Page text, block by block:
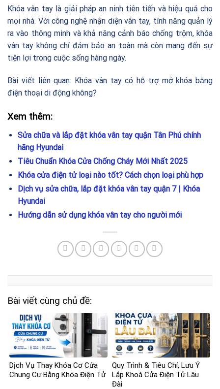
Khóa vân tay là giải pháp an ninh tiên tiến và hiệu quả cho
mọi nhà. Với công nghệ nhận diện vân tay, tính năng quản lý
ra vào thông minh và khả năng cảnh báo chống trộm, khóa
vân tay không chỉ đảm bảo an toàn mà còn mang đến sự
tiện lợi trong cuộc sống hàng ngày.
Bài viết liên quan: Khóa vân tay có hỗ trợ mở khóa bằng
điện thoại di động không?
Xem thêm:
Sửa chữa và lắp đặt khóa vân tay quận Tân Phú chính
hãng Hyundai
Tiêu Chuẩn Khóa Cửa Chống Cháy Mới Nhất 2025
Khóa cửa điện tử loại nào tốt? Cách chọn loại phù hợp
Dịch vụ sửa chữa, lắp đặt khóa vân tay quận 7 | Khóa
Hyundai
Hướng dẫn sử dụng khóa vân tay cho người mới
Bài viết cùng chủ đề:
Dịch Vụ Thay Khóa Cơ Cửa
Chung Cư Bằng Khóa Điện Tử
Quy Trình & Tiêu Chí, Lưu Ý
Lắp Khoá Cửa Điện Tử Lâu
Đài